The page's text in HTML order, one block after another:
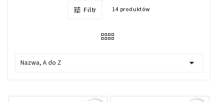
 Filtr 14 produktów
Nazwa, A do Z 